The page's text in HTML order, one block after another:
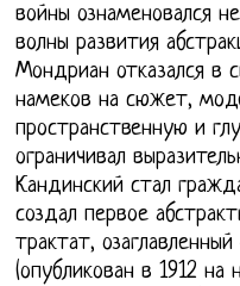
войны ознаменовался
волны развития
Мондриан отказался в
намеков на сюжет,
пространственную и
ограничивал
Кандинский стал
создал первое
трактат,
(опубликован в 1912